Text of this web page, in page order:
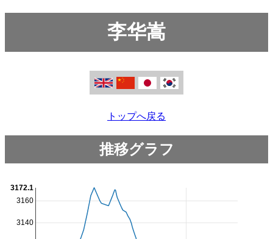
李华嵩
トップへ戻る
推移グラフ
3140
3160
3172.1